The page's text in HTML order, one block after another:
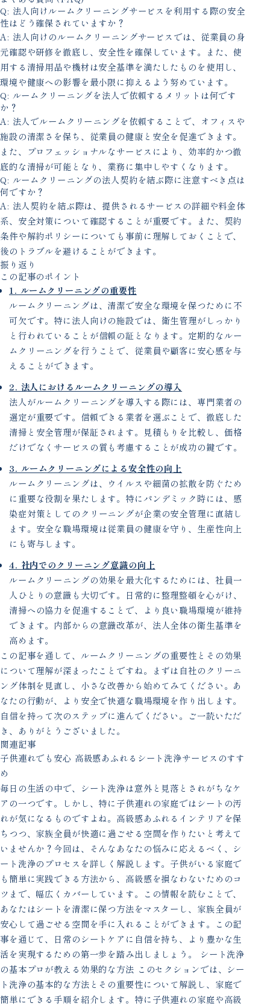
Q: 法人向けルームクリーニングサービスを利用する際の安全
性はどう確保されていますか？
A: 法人向けのルームクリーニングサービスでは、従業員の身
元確認や研修を徹底し、安全性を確保しています。また、使
用する清掃用品や機材は安全基準を満たしたものを使用し、
環境や健康への影響を最小限に抑えるよう努めています。
Q: ルームクリーニングを法人で依頼するメリットは何です
か？
A: 法人でルームクリーニングを依頼することで、オフィスや
施設の清潔さを保ち、従業員の健康と安全を促進できます。
また、プロフェッショナルなサービスにより、効率的かつ徹
底的な清掃が可能となり、業務に集中しやすくなります。
Q: ルームクリーニングの法人契約を結ぶ際に注意すべき点は
何ですか？
A: 法人契約を結ぶ際は、提供されるサービスの詳細や料金体
系、安全対策について確認することが重要です。また、契約
条件や解約ポリシーについても事前に理解しておくことで、
後のトラブルを避けることができます。
振り返り
この記事のポイント
1. ルームクリーニングの重要性
ルームクリーニングは、清潔で安全な環境を保つために不
可欠です。特に法人向けの施設では、衛生管理がしっかり
と行われていることが信頼の証となります。定期的なルー
ムクリーニングを行うことで、従業員や顧客に安心感を与
えることができます。
2. 法人におけるルームクリーニングの導入
法人がルームクリーニングを導入する際には、専門業者の
選定が重要です。信頼できる業者を選ぶことで、徹底した
清掃と安全管理が保証されます。見積もりを比較し、価格
だけでなくサービスの質も考慮することが成功の鍵です。
3. ルームクリーニングによる安全性の向上
ルームクリーニングは、ウイルスや細菌の拡散を防ぐため
に重要な役割を果たします。特にパンデミック時には、感
染症対策としてのクリーニングが企業の安全管理に直結し
ます。安全な職場環境は従業員の健康を守り、生産性向上
にも寄与します。
4. 社内でのクリーニング意識の向上
ルームクリーニングの効果を最大化するためには、社員一
人ひとりの意識も大切です。日常的に整理整頓を心がけ、
清掃への協力を促進することで、より良い職場環境が維持
できます。内部からの意識改革が、法人全体の衛生基準を
高めます。
この記事を通して、ルームクリーニングの重要性とその効果
について理解が深まったことですね。まずは自社のクリーニ
ング体制を見直し、小さな改善から始めてみてください。あ
なたの行動が、より安全で快適な職場環境を作り出します。
自信を持って次のステップに進んでください。ご一読いただ
き、ありがとうございました。
関連記事
子供連れでも安心 高級感あふれるシート洗浄サービスのすす
め
毎日の生活の中で、シート洗浄は意外と見落とされがちなケ
アの一つです。しかし、特に子供連れの家庭ではシートの汚
れが気になるものですよね。高級感あふれるインテリアを保
ちつつ、家族全員が快適に過ごせる空間を作りたいと考えて
いませんか？今回は、そんなあなたの悩みに応えるべく、シ
ート洗浄のプロセスを詳しく解説します。子供がいる家庭で
も簡単に実践できる方法から、高級感を損なわないためのコ
ツまで、幅広くカバーしています。この情報を読むことで、
あなたはシートを清潔に保つ方法をマスターし、家族全員が
安心して過ごせる空間を手に入れることができます。この記
事を通じて、日常のシートケアに自信を持ち、より豊かな生
活を実現するための第一歩を踏み出しましょう。 シート洗浄
の基本プロが教える効果的な方法 このセクションでは、シー
ト洗浄の基本的な方法とその重要性について解説し、家庭で
簡単にできる手順を紹介します。特に子供連れの家庭や高級